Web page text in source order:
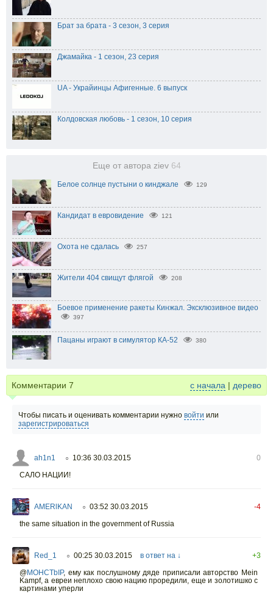
Брат за брата - 3 сезон, 3 серия
Джамайка - 1 сезон, 23 серия
UA - Украйинцы Афигенные. 6 выпуск
Колдовская любовь - 1 сезон, 10 серия
Еще от автора ziev 64
Белое солнце пустыни о кинджале 129
Кандидат в евровидение 121
Охота не сдалась 257
Жители 404 свищут флягой 208
Боевое применение ракеты Кинжал. Эксклюзивное видео
397
Пацаны играют в симулятор КА-52 380
Комментарии 7 с начала | дерево
Чтобы писать и оценивать комментарии нужно войти или
зарегистрироваться
ah1n1 ○ 10:36 30.03.2015
0
САЛО НАЦИИ!
AMERlKAN ○ 03:52 30.03.2015
-4
the same situation in the government of Russia
Red_1 ○ 00:25 30.03.2015 в ответ на ↓
+3
@MOHCTbIP, ему как послушному дяде приписали авторство Mein
Kampf, а евреи неплохо свою нацию проредили, еще и золотишко с
картинами уперли